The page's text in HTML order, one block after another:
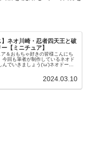
】ネオ川崎・忍者四天王と破
【ミニチュア】
＆おもちゃ好きの皆様こんにち
今回も筆者が制作しているネオド
でいきましょう(‘ω’)ネオドール
2024.03.10